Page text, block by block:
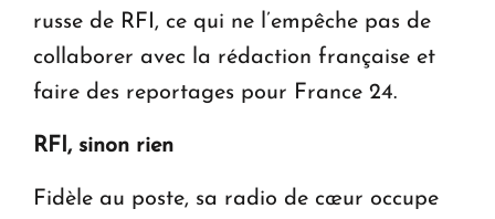
russe de RFI, ce qui ne l’empêche pas de
collaborer avec la rédaction française et
faire des reportages pour France 24.
RFI, sinon rien
Fidèle au poste, sa radio de cœur occupe